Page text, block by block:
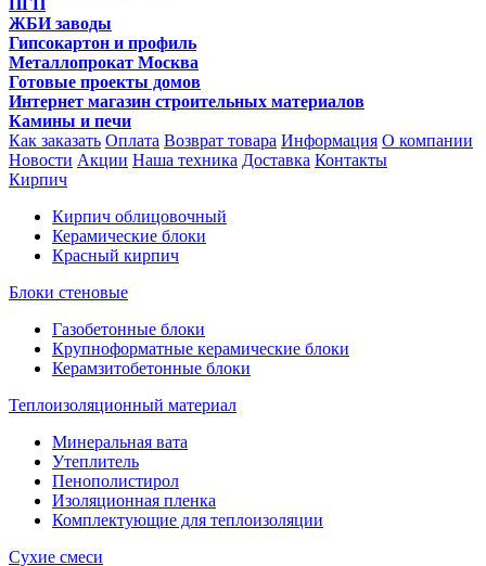
ПГП
ЖБИ заводы
Гипсокартон и профиль
Металлопрокат Москва
Готовые проекты домов
Интернет магазин строительных материалов
Камины и печи
Как заказать Оплата Возврат товара Информация О компании
Новости Акции Наша техника Доставка Контакты
Кирпич
Кирпич облицовочный
Керамические блоки
Красный кирпич
Блоки стеновые
Газобетонные блоки
Крупноформатные керамические блоки
Керамзитобетонные блоки
Теплоизоляционный материал
Минеральная вата
Утеплитель
Пенополистирол
Изоляционная пленка
Комплектующие для теплоизоляции
Сухие смеси